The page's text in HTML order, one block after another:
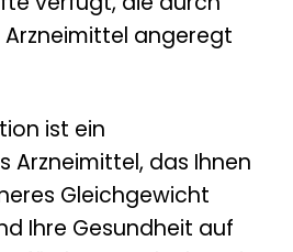
angeregt
ist ein
Arzneimittel, das Ihnen
Gleichgewicht
Ihre Gesundheit auf